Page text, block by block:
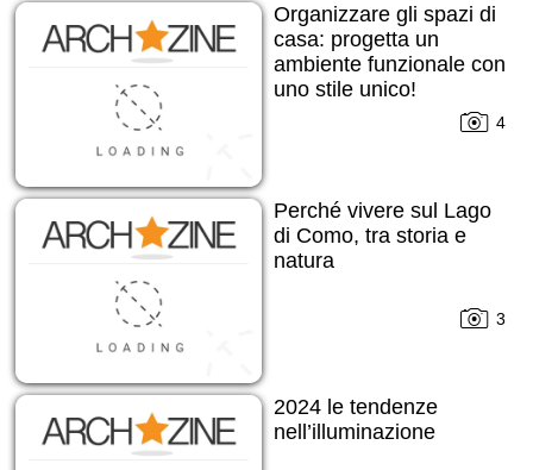
Organizzare gli spazi di
casa: progetta un
ambiente funzionale con
uno stile unico!
4
Perché vivere sul Lago
di Como, tra storia e
natura
3
2024 le tendenze
nell’illuminazione